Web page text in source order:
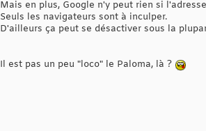
Mais en plus, Google n'y peut rien si
Seuls les navigateurs sont à inculper.
D'ailleurs ça peut se désactiver sous la
Il est pas un peu "loco" le Paloma, là ?